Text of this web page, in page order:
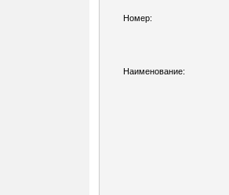
Номер:
Наименование: